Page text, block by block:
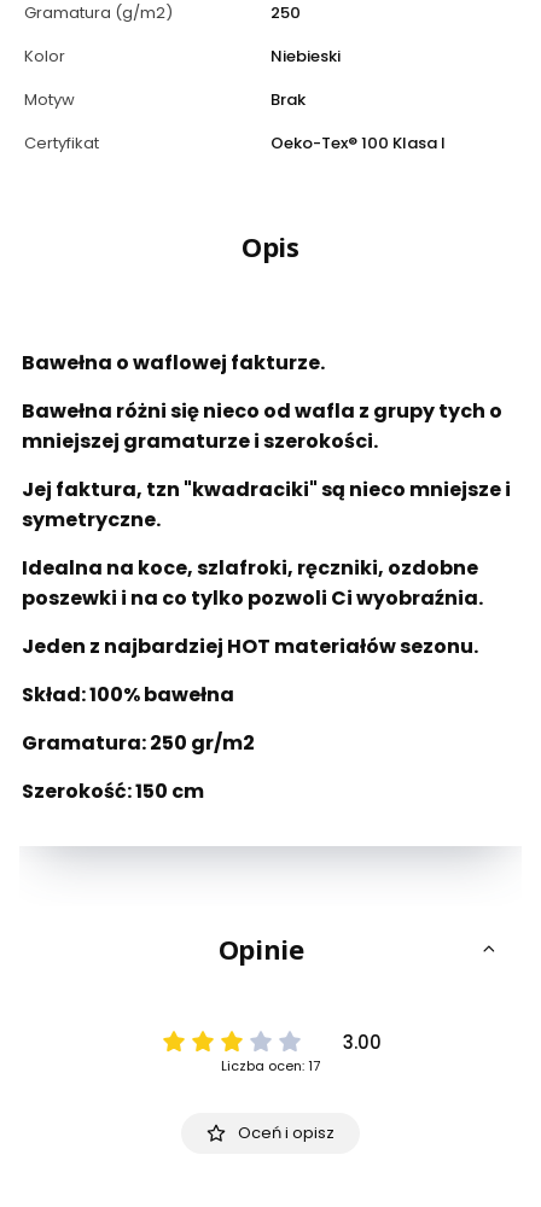
Gramatura (g/m2)
250
Kolor
Niebieski
Motyw
Brak
Certyfikat
Oeko-Tex® 100 Klasa I
Opis
Bawełna o waflowej fakturze.
Bawełna różni się nieco od wafla z grupy tych o
mniejszej gramaturze i szerokości.
Jej faktura, tzn "kwadraciki" są nieco mniejsze i
symetryczne.
Idealna na koce, szlafroki, ręczniki, ozdobne
poszewki i na co tylko pozwoli Ci wyobraźnia.
Jeden z najbardziej HOT materiałów sezonu.
Skład: 100% bawełna
Gramatura: 250 gr/m2
Szerokość: 150 cm
Opinie
3.00
Liczba ocen: 17
Oceń i opisz